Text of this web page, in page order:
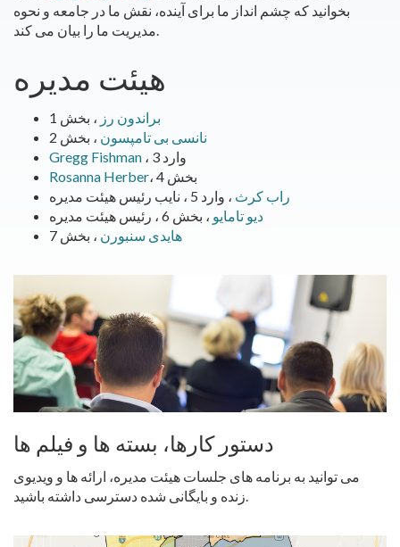
بخوانید که چشم انداز ما برای آینده، نقش ما در جامعه و نحوه
هیئت مدیره
براندون رز ، بخش 1
نانسی بی تامپسون ، بخش 2
Gregg Fishman
، وارد 3
Rosanna Herber
، بخش 4
راب کرث ، وارد 5 ، نایب رئیس هیئت مدیره
دیو تامایو ، بخش 6 ، رئیس هیئت مدیره
هایدی سنبورن ، بخش 7
دستور کارها، بسته ها و فیلم ها
می توانید به برنامه های جلسات هیئت مدیره، ارائه ها و ویدیوی